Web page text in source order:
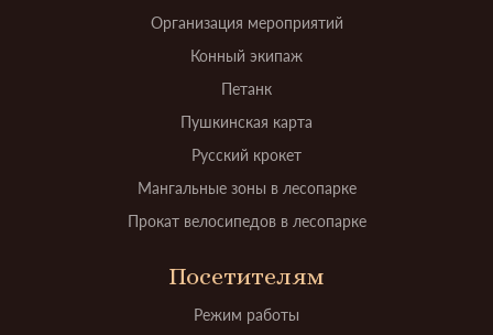
Организация мероприятий
Конный экипаж
Петанк
Пушкинская карта
Русский крокет
Мангальные зоны в лесопарке
Прокат велосипедов в лесопарке
Посетителям
Режим работы